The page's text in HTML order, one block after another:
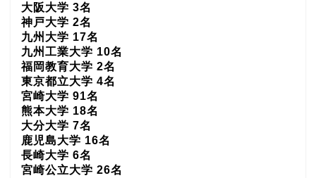
大阪大学 3名
神戸大学 2名
九州大学 17名
九州工業大学 10名
福岡教育大学 2名
東京都立大学 4名
宮崎大学 91名
熊本大学 18名
大分大学 7名
鹿児島大学 16名
長崎大学 6名
宮崎公立大学 26名